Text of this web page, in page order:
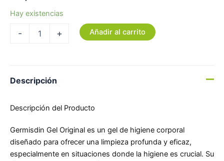
Hay existencias
- + Añadir al carrito
Descripción
Descripción del Producto
Germisdin Gel Original es un gel de higiene corporal
diseñado para ofrecer una limpieza profunda y eficaz,
especialmente en situaciones donde la higiene es crucial. Su